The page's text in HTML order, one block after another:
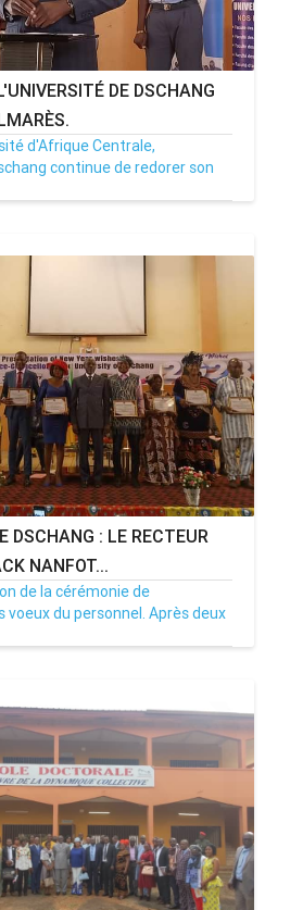
DE DSCHANG
d'Afrique Centrale,
continue de redorer son
DSCHANG : LE RECTEUR
NANFOT...
de la cérémonie de
du personnel. Après deux